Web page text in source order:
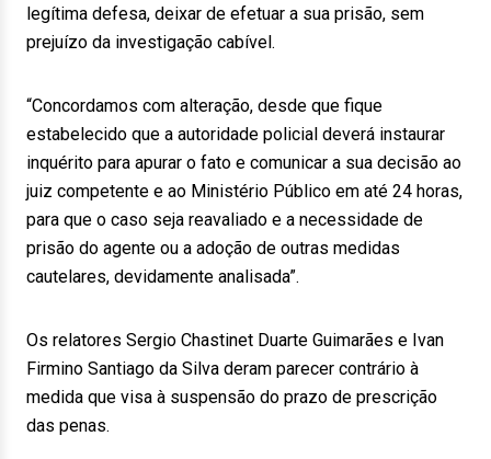
legítima defesa, deixar de efetuar a sua prisão, sem
prejuízo da investigação cabível.
“Concordamos com alteração, desde que fique
estabelecido que a autoridade policial deverá instaurar
inquérito para apurar o fato e comunicar a sua decisão ao
juiz competente e ao Ministério Público em até 24 horas,
para que o caso seja reavaliado e a necessidade de
prisão do agente ou a adoção de outras medidas
cautelares, devidamente analisada”.
Os relatores Sergio Chastinet Duarte Guimarães e Ivan
Firmino Santiago da Silva deram parecer contrário à
medida que visa à suspensão do prazo de prescrição
das penas.